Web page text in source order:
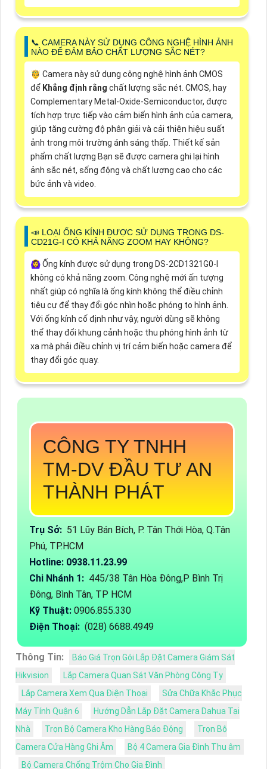
📞 CAMERA NÀY SỬ DỤNG CÔNG NGHỆ HÌNH ẢNH
NÀO ĐỂ ĐẢM BẢO CHẤT LƯỢNG SẮC NÉT?
🤴 Camera này sử dụng công nghệ hình ảnh CMOS
để Khẳng định rằng chất lượng sắc nét. CMOS, hay
Complementary Metal-Oxide-Semiconductor, được
tích hợp trực tiếp vào cảm biến hình ảnh của camera,
giúp tăng cường độ phân giải và cải thiện hiệu suất
ảnh trong môi trường ánh sáng thấp. Thiết kế sản
phẩm chất lượng Bạn sẽ được camera ghi lại hình
ảnh sắc nét, sống động và chất lượng cao cho các
bức ảnh và video.
📣 LOẠI ỐNG KÍNH ĐƯỢC SỬ DỤNG TRONG DS-
CD21G-I CÓ KHẢ NĂNG ZOOM HAY KHÔNG?
🙆‍♀️ Ống kính được sử dụng trong DS-2CD1321G0-I
không có khả năng zoom. Công nghệ mới ấn tượng
nhất giúp có nghĩa là ống kính không thể điều chỉnh
tiêu cự để thay đổi góc nhìn hoặc phóng to hình ảnh.
Với ống kính cố định như vậy, người dùng sẽ không
thể thay đổi khung cảnh hoặc thu phóng hình ảnh từ
xa mà phải điều chỉnh vị trí cảm biến hoặc camera để
thay đổi góc quay.
CÔNG TY TNHH
TM-DV ĐẦU TƯ AN
THÀNH PHÁT
Trụ Sở: 51 Lũy Bán Bích, P. Tân Thới Hòa, Q.Tân
Phú, TP.HCM
Hotline: 0938.11.23.99
Chi Nhánh 1: 445/38 Tân Hòa Đông,P Bình Trị
Đông, Bình Tân, TP HCM
Kỹ Thuật: 0906.855.330
Điện Thoại: (028) 6688.4949
Thông Tin:
Báo Giá Trọn Gói Lắp Đặt Camera Giám Sát
Hikvision
Lắp Camera Quan Sát Văn Phòng Công Ty
Lắp Camera Xem Qua Điện Thoại
Sửa Chữa Khắc Phục
Máy Tính Quận 6
Hướng Dẫn Lắp Đặt Camera Dahua Tại
Nhà
Trọn Bộ Camera Kho Hàng Báo Động
Trọn Bộ
Camera Cửa Hàng Ghi Âm
Bộ 4 Camera Gia Đình Thu âm
Bộ Camera Chống Trộm Cho Gia Đình